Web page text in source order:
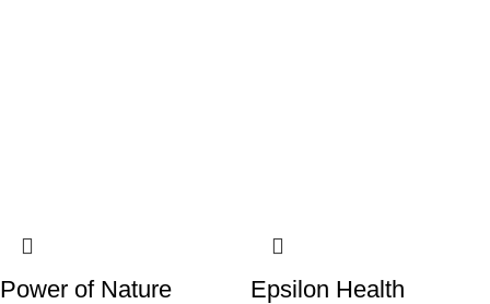
Power of Nature
Epsilon Health